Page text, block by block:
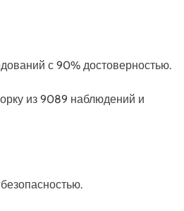
с 90% достоверностью.
из 9089 наблюдений и